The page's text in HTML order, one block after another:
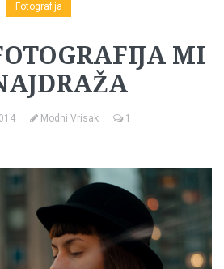
Fotografija
MI
Modni Vrisak 1